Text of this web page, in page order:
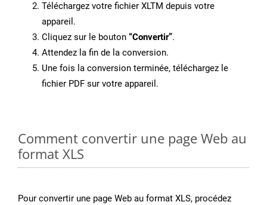
Téléchargez votre fichier XLTM depuis votre
appareil.
Cliquez sur le bouton “Convertir”.
Attendez la fin de la conversion.
Une fois la conversion terminée, téléchargez le
fichier PDF sur votre appareil.
Comment convertir une page Web au
format XLS
Pour convertir une page Web au format XLS, procédez